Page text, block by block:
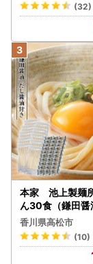
(32)
本家 池上製麺
ん30食（鎌田醤
ん
香川県高松市
(10)